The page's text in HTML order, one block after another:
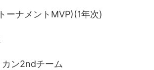
ーナメントMVP)(1年次)
カン2ndチーム